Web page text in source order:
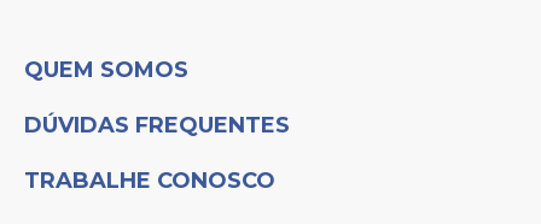
QUEM SOMOS
DÚVIDAS FREQUENTES
TRABALHE CONOSCO